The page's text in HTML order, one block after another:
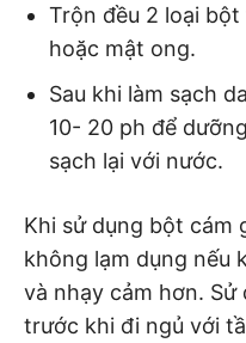
Trộn đều 2 loại
hoặc mật ong.
Sau khi làm sạch
10- 20 ph để
sạch lại với nước.
Khi sử dụng bột cám
không lạm dụng nếu
và nhạy cảm hơn.
trước khi đi ngủ với